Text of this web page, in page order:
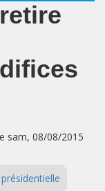
sam, 08/08/2015